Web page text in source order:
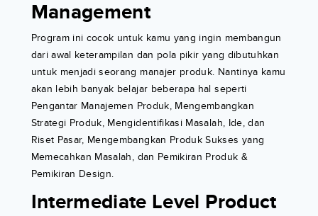
Management
Program ini cocok untuk kamu yang ingin membangun
dari awal keterampilan dan pola pikir yang dibutuhkan
untuk menjadi seorang manajer produk. Nantinya kamu
akan lebih banyak belajar beberapa hal seperti
Pengantar Manajemen Produk, Mengembangkan
Strategi Produk, Mengidentifikasi Masalah, Ide, dan
Riset Pasar, Mengembangkan Produk Sukses yang
Memecahkan Masalah, dan Pemikiran Produk &
Pemikiran Design.
Intermediate Level Product